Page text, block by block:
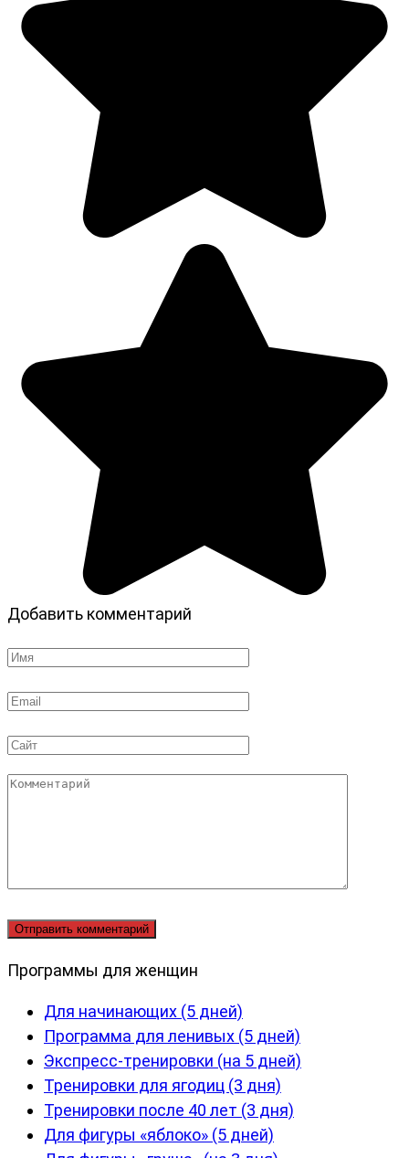
Добавить комментарий
Имя
Email
Сайт
Комментарий
Программы для женщин
Для начинающих (5 дней)
Программа для ленивых (5 дней)
Экспресс-тренировки (на 5 дней)
Тренировки для ягодиц (3 дня)
Тренировки после 40 лет (3 дня)
Для фигуры «яблоко» (5 дней)